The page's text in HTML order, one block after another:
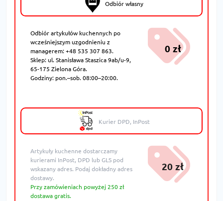
Odbiór własny
Odbiór artykułów kuchennych po
wcześniejszym uzgodnieniu z
managerem: +48 535 307 863.
Sklep: ul. Stanisława Staszica 9ab/u-9,
65-175 Zielona Góra.
Godziny: pon.–sob. 08:00–20:00.
0 zł
Kurier DPD, InPost
Artykuły kuchenne dostarczamy
kurierami InPost, DPD lub GLS pod
wskazany adres. Podaj dokładny adres
dostawy.
Przy zamówieniach powyżej 250 zł
dostawa gratis.
20 zł